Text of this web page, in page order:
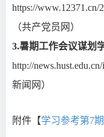
https://www.12371.cn/
（共产党员网）
3.暑期工作会议谋划
http://
新闻网）
附件【学习参考第7